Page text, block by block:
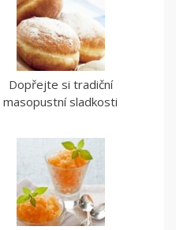
Dopřejte si tradiční
masopustní sladkosti